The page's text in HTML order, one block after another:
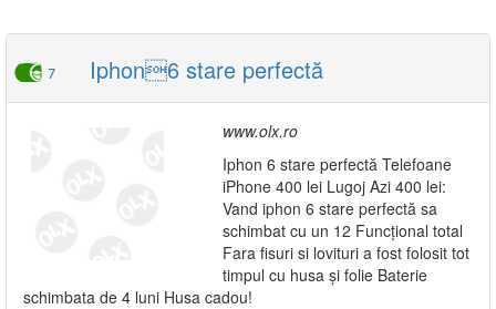
7 Iphon6 stare perfectă
www.olx.ro
Iphon 6 stare perfectă Telefoane
iPhone 400 lei Lugoj Azi 400 lei:
Vand iphon 6 stare perfectă sa
schimbat cu un 12 Funcțional total
Fara fisuri si lovituri a fost folosit tot
timpul cu husa și folie Baterie
schimbata de 4 luni Husa cadou!